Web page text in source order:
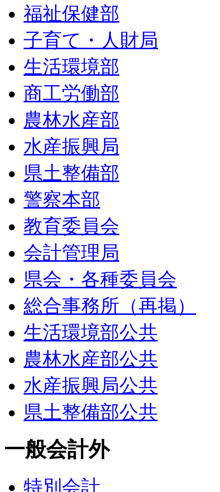
福祉保健部
子育て・人財局
生活環境部
商工労働部
農林水産部
水産振興局
県土整備部
警察本部
教育委員会
会計管理局
県会・各種委員会
総合事務所（再掲）
生活環境部公共
農林水産部公共
水産振興局公共
県土整備部公共
一般会計外
特別会計